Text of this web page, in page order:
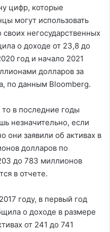
цифр, которые
могут использовать
негосударственных
о доходе от 23,8 до
год и начало 2021
долларов за
по данным Bloomberg.
в последние годы
незначительно, если
они заявили об активах в
долларов по
до 783 миллионов
в отчете.
году, в первый год
о доходе в размере
от 241 до 741